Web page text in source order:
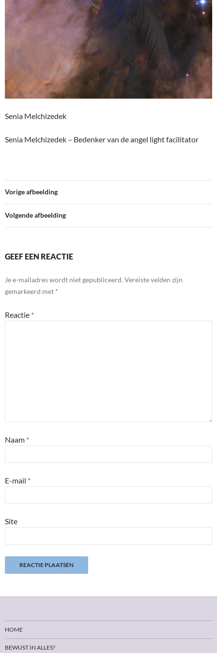
Senia Melchizedek
Senia Melchizedek – Bedenker van de angel light facilitator
Vorige afbeelding
Volgende afbeelding
GEEF EEN REACTIE
Je e-mailadres wordt niet gepubliceerd. Vereiste velden zijn
gemarkeerd met *
Reactie *
Naam *
E-mail *
Site
HOME
BEWUST IN ALLES?